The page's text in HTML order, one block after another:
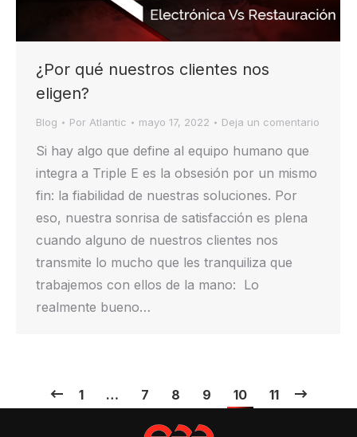
¿Por qué nuestros clientes nos
eligen?
Blog Por Atlantic mayo 17, 2022 Deja un comentario
Si hay algo que define al equipo humano que
integra a Triple E es la obsesión por un mismo
fin: la fiabilidad de nuestras soluciones. Por
eso, nuestra sonrisa de satisfacción es plena
cuando alguno de nuestros clientes nos
transmite lo mucho que les tranquiliza que
trabajemos con ellos de la mano: Lo
realmente bueno…
1 … 7 8 9 10 11